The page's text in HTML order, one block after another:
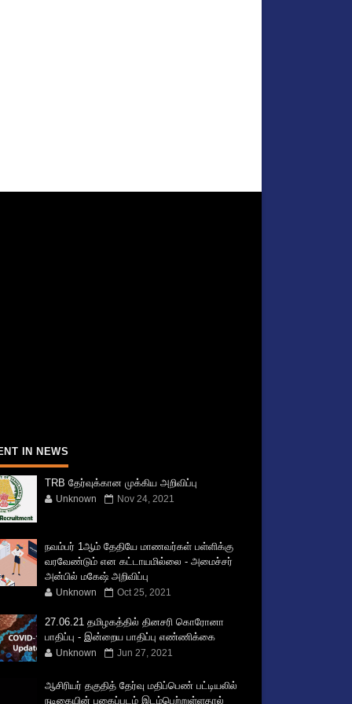
IN NEWS
TRB தேர்வுக்கான முக்கிய அறிவிப்பு
Unknown Nov 24, 2021
நவம்பர் 1ஆம் தேதியே மாணவர்கள் பள்ளிக்கு
வரவேண்டும் என கட்டாயமில்லை - அமைச்சர்
அன்பில் மகேஷ் அறிவிப்பு
Unknown Oct 25, 2021
27.06.21 தமிழகத்தில் தினசரி கொரோனா
பாதிப்பு - இன்றைய பாதிப்பு எண்ணிக்கை
Unknown Jun 27, 2021
ஆசிரியர் தகுதித் தேர்வு மதிப்பெண் பட்டியலில்
நடிகையின் புகைப்படம் இடம்பெற்றுள்ளதால்